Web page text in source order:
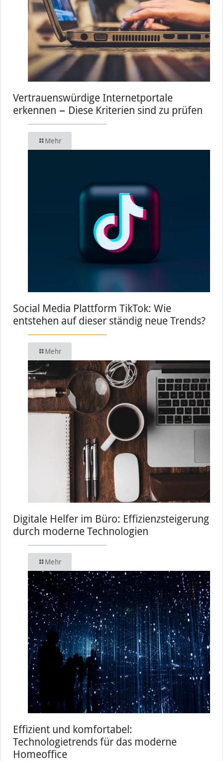
Vertrauenswürdige Internetportale
erkennen − Diese Kriterien sind zu prüfen
Mehr
Social Media Plattform TikTok: Wie
entstehen auf dieser ständig neue Trends?
Mehr
Digitale Helfer im Büro: Effizienzsteigerung
durch moderne Technologien
Mehr
Effizient und komfortabel:
Technologietrends für das moderne
Homeoffice